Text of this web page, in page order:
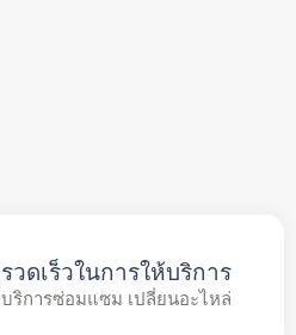
รวดเร็วในการให้บริการ
บริการซ่อมแซม เปลี่ยนอะไหล่